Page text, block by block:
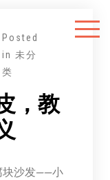
Posted
in 未分
类
，教
块沙发——小